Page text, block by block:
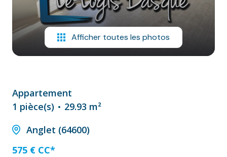
PRESTATIONS
CONTACT
Afficher toutes les photos
Appartement
1 pièce(s)
29.93 m²
Anglet (64600)
575 € CC*